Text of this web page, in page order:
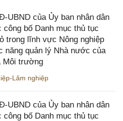
UBND của Ủy ban nhân dân
bố Danh mục thủ tục
trong lĩnh vực Nông nghiệp
năng quản lý Nhà nước của
Môi trường
Lâm nghiệp
UBND của Ủy ban nhân dân
bố Danh mục thủ tục